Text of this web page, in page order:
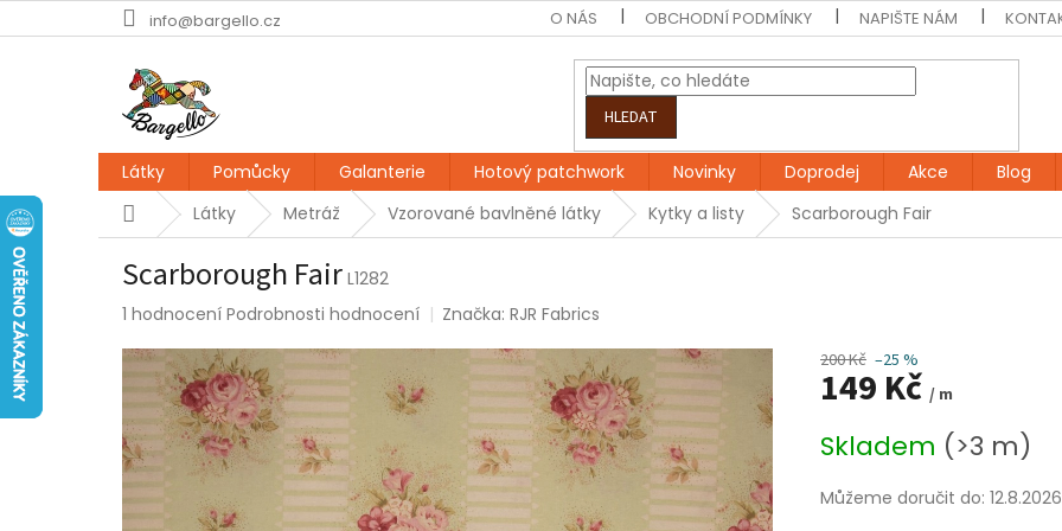
na
info@bargello.cz O NÁS OBCHODNÍ PODMÍNKY NAPIŠTE NÁM
HLEDAT
Látky Pomůcky Galanterie Hotový patchwork Novinky Doprodej Akce Blog
DomůLátky Metráž Vzorované bavlněné látky Kytky a listy Scarborough Fair
Scarborough Fair L1282
Průměrné
produktu
5,0
z
5
hvězdiček.
1 hodnocení Podrobnosti hodnocení Značka:RJR Fabrics
200 Kč –25 %
149 Kč / m
cena:
Skladem (>3 m)
Můžeme doručit do: 12.8.2026